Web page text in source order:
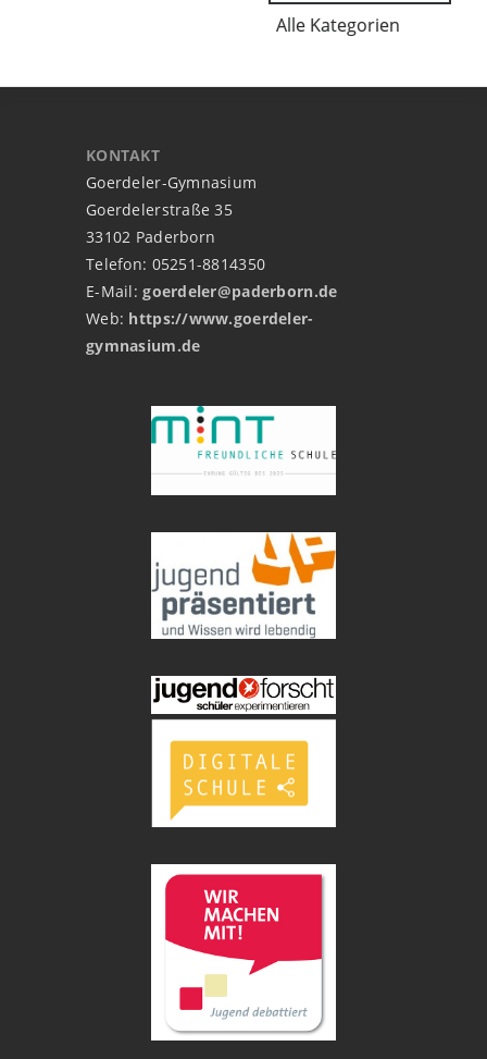
Alle Kategorien
KONTAKT
Goerdeler-Gymnasium
Goerdelerstraße 35
33102 Paderborn
Telefon: 05251-8814350
E-Mail:goerdeler@paderborn.de
Web: https://www.goerdeler-
gymnasium.de